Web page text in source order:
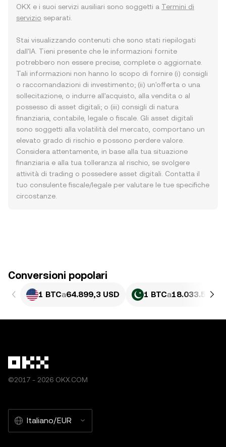
OKX e i suoi servizi ausiliari sono soggetti a Termini di
servizio separati.
Stai visualizzando contenuti che sono stati riepilogati
dall'IA. Tieni presente che le informazioni fornite
potrebbero non essere precise, complete o aggiornate.
Tali informazioni non hanno lo scopo di fornire (i) consigli
o raccomandazioni di investimento; (ii) un'offerta o una
sollecitazione, o indurre all'acquisto, alla vendita o al
possesso di asset digitali; o (iii) consigli di natura
finanziaria, contabile, legale o fiscale. Gli asset digitali
sono soggetti alla volatilità del mercato, comportano un
elevato grado di rischio e possono perdere valore.
Considera attentamente, in base alla tua situazione
finanziaria e alla tua tolleranza al rischio, se svolgere
attività di trading o possedere asset digitali. Contatta il
tuo consulente fiscale/legale per valutare le tue specifiche
circostanze.
Conversioni popolari
1 BTCa64.899,3 USD 1 BTCa
©2017 - 2026 OKX.COM
Italiano/EUR